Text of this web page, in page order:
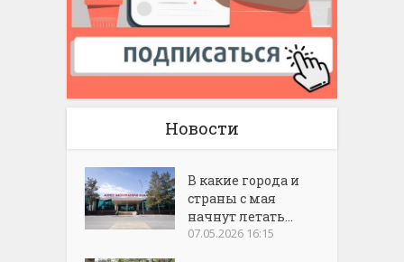
Новости
В какие города и
страны с мая
начнут летать...
07.05.2026 16:15